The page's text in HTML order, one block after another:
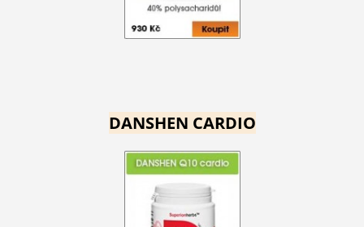
DANSHEN CARDIO